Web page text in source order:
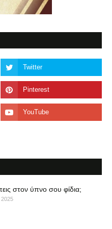
στον ύπνο σου φίδια;
2025